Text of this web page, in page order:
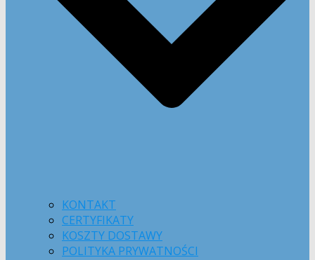
KONTAKT
CERTYFIKATY
KOSZTY DOSTAWY
POLITYKA PRYWATNOŚCI